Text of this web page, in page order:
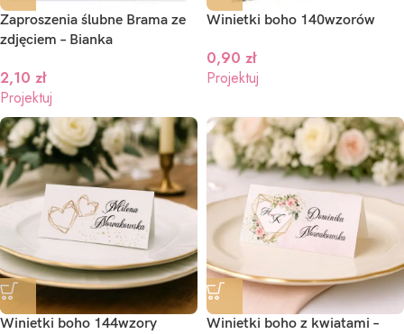
Zaproszenia ślubne Brama ze
zdjęciem – Bianka
2,10 zł
Projektuj
Winietki boho 140wzorów
0,90 zł
Projektuj
Winietki boho 144wzory
Winietki boho z kwiatami –